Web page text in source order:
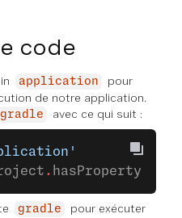
code
application
pour
de notre application.
avec ce qui suit :
. hasProperty(
gradle
pour exécuter